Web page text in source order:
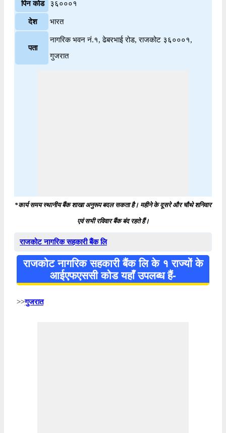
पिन कोड ३६०००१
देश भारत
पता
नागरिक भवन नं.१, ढेबरभाई रोड, राजकोट ३६०००१,
गुजरात
*कार्य समय स्थानीय बैंक शाखा अनुरूप बदल सकता है। महीने के दूसरे और चौथे शनिवार
एवं सभी रविवार बैंक बंद रहते हैं।
राजकोट नागरिक सहकारी बैंक लि
राजकोट नागरिक सहकारी बैंक लि के १ राज्यों के
आईएफएससी कोड यहाँ उपलब्ध हैं-
>>गुजरात